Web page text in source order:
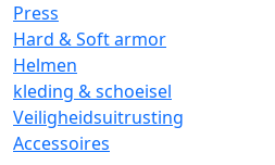
Press
Hard & Soft armor
Helmen
kleding & schoeisel
Veiligheidsuitrusting
Accessoires